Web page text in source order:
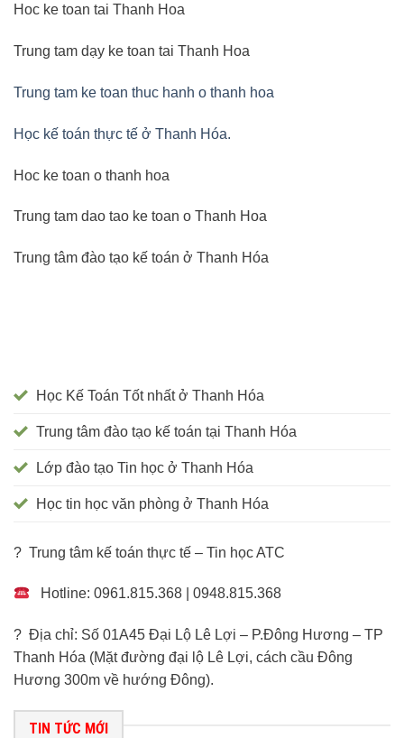
Hoc ke toan tai Thanh Hoa
Trung tam dạy ke toan tai Thanh Hoa
Trung tam ke toan thuc hanh o thanh hoa
Học kế toán thực tế ở Thanh Hóa.
Hoc ke toan o thanh hoa
Trung tam dao tao ke toan o Thanh Hoa
Trung tâm đào tạo kế toán ở Thanh Hóa
Học Kế Toán Tốt nhất ở Thanh Hóa
Trung tâm đào tạo kế toán tại Thanh Hóa
Lớp đào tạo Tin học ở Thanh Hóa
Học tin học văn phòng ở Thanh Hóa
? Trung tâm kế toán thực tế – Tin học ATC
Hotline: 0961.815.368 | 0948.815.368
? Địa chỉ: Số 01A45 Đại Lộ Lê Lợi – P.Đông Hương – TP
Thanh Hóa (Mặt đường đại lộ Lê Lợi, cách cầu Đông
Hương 300m về hướng Đông).
TIN TỨC MỚI